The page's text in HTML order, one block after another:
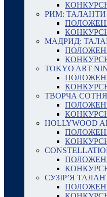
РИМ:
МАДРИД:
TOKYO ART
ТВОРЧА СОТНЯ
HOLLYWOOD
СУЗІР’Я